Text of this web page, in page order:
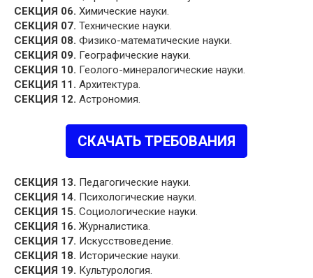
СЕКЦИЯ 06. Химические науки.
СЕКЦИЯ 07. Технические науки.
СЕКЦИЯ 08. Физико-математические науки.
СЕКЦИЯ 09. Географические науки.
СЕКЦИЯ 10. Геолого-минералогические науки.
СЕКЦИЯ 11. Архитектура.
СЕКЦИЯ 12. Астрономия.
СКАЧАТЬ ТРЕБОВАНИЯ
СЕКЦИЯ 13. Педагогические науки.
СЕКЦИЯ 14. Психологические науки.
СЕКЦИЯ 15. Социологические науки.
СЕКЦИЯ 16. Журналистика.
СЕКЦИЯ 17. Искусствоведение.
СЕКЦИЯ 18. Исторические науки.
СЕКЦИЯ 19. Культурология.